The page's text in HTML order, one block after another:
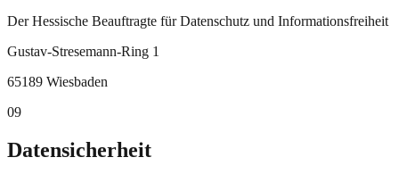
Der Hessische Beauftragte für Datenschutz und Informationsfreiheit
Gustav-Stresemann-Ring 1
65189 Wiesbaden
09
Datensicherheit